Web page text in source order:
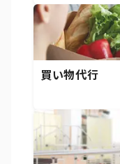
買い物代行